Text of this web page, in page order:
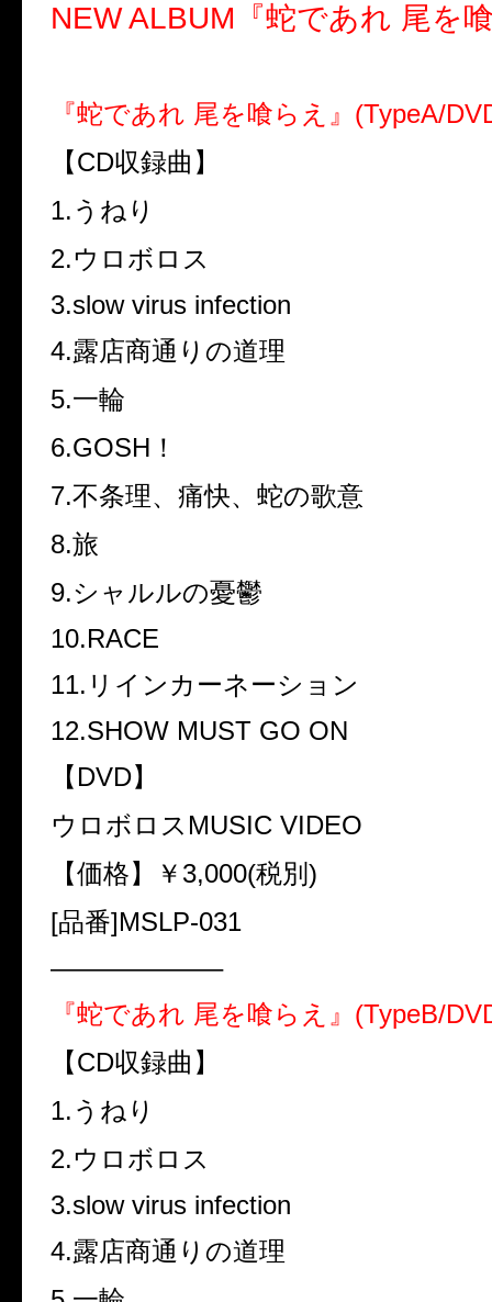
NEW ALBUM『蛇であれ 尾を
『蛇であれ 尾を喰らえ』(TypeA/
【CD収録曲】
1.うねり
2.ウロボロス
3.slow virus infection
4.露店商通りの道理
5.一輪
6.GOSH！
7.不条理、痛快、蛇の歌意
8.旅
9.シャルルの憂鬱
10.RACE
11.リインカーネーション
12.SHOW MUST GO ON
【DVD】
ウロボロスMUSIC VIDEO
【価格】￥3,000(税別)
[品番]MSLP-031
——————–
『蛇であれ 尾を喰らえ』(TypeB/
【CD収録曲】
1.うねり
2.ウロボロス
3.slow virus infection
4.露店商通りの道理